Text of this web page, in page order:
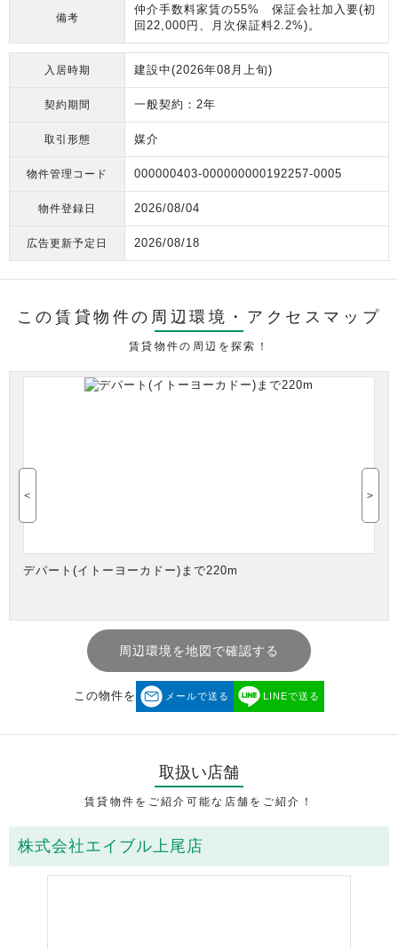
備考
仲介手数料家賃の55% 保証会社加入要(初
回22,000円、月次保証料2.2%)。
入居時期 建設中(2026年08月上旬)
契約期間 一般契約：2年
取引形態 媒介
物件管理コード 000000403-000000000192257-0005
物件登録日 2026/08/04
広告更新予定日 2026/08/18
この賃貸物件の周辺環境・ アクセスマップ
賃貸物件の周辺を探索！
デパート(イトーヨーカドー)まで220m
＜ ＞
周辺環境を地図で確認する
この物件を メールで送る LINEで送る
取扱い店舗
賃貸物件をご紹介可能な店舗をご紹介！
株式会社エイブル上尾店